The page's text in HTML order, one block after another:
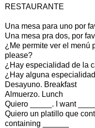
RESTAURANTE
Una mesa para uno por
Una mesa pra dos, por
¿Me permite ver el menú
please?
¿Hay especialidad de la
¿Hay alguna
Desayuno. Breakfast
Almuerzo. Lunch
Quiero _____. I want
Quiero un platillo que
containing ______